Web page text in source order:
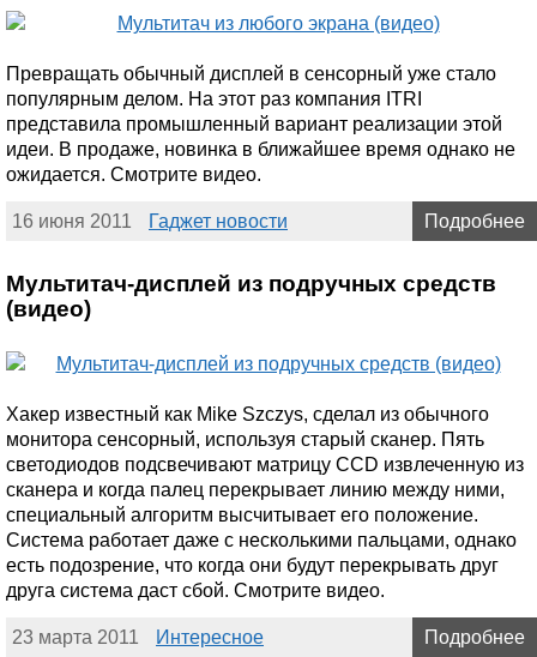
Превращать обычный дисплей в сенсорный уже стало
популярным делом. На этот раз компания ITRI
представила промышленный вариант реализации этой
идеи. В продаже, новинка в ближайшее время однако не
ожидается. Смотрите видео.
16 июня 2011 Гаджет новости Подробнее
Мультитач-дисплей из подручных средств
(видео)
Хакер известный как Mike Szczys, сделал из обычного
монитора сенсорный, используя старый сканер. Пять
светодиодов подсвечивают матрицу CCD извлеченную из
сканера и когда палец перекрывает линию между ними,
специальный алгоритм высчитывает его положение.
Система работает даже с несколькими пальцами, однако
есть подозрение, что когда они будут перекрывать друг
друга система даст сбой. Смотрите видео.
23 марта 2011 Интересное Подробнее